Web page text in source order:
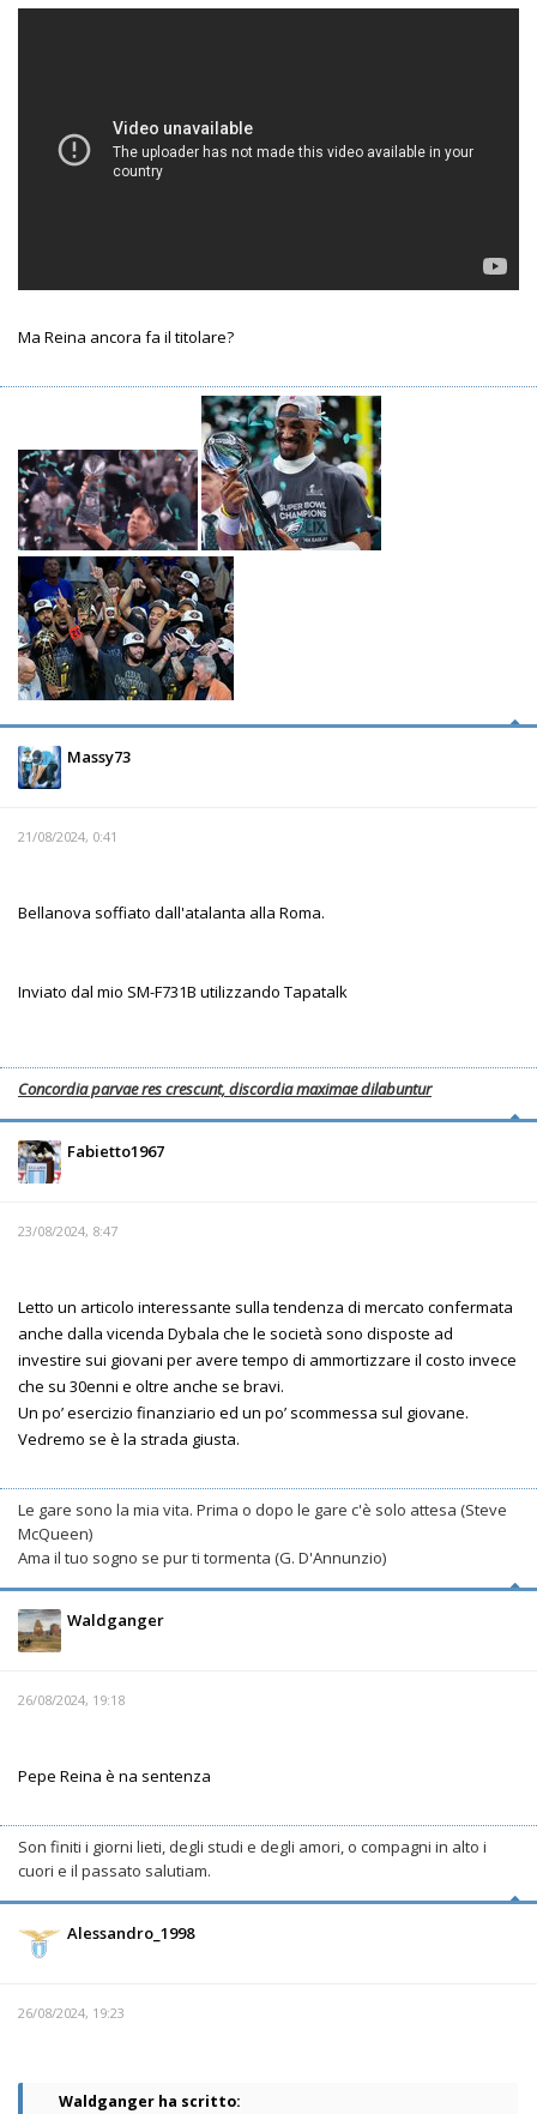
Ma Reina ancora fa il titolare?
Massy73
21/08/2024, 0:41
Bellanova soffiato dall'atalanta alla Roma.
Inviato dal mio SM-F731B utilizzando Tapatalk
Concordia parvae res crescunt, discordia maximae dilabuntur
Fabietto1967
23/08/2024, 8:47
Letto un articolo interessante sulla tendenza di mercato confermata
anche dalla vicenda Dybala che le società sono disposte ad
investire sui giovani per avere tempo di ammortizzare il costo invece
che su 30enni e oltre anche se bravi.
Un po’ esercizio finanziario ed un po’ scommessa sul giovane.
Vedremo se è la strada giusta.
Le gare sono la mia vita. Prima o dopo le gare c'è solo attesa (Steve
McQueen)
Ama il tuo sogno se pur ti tormenta (G. D'Annunzio)
Waldganger
26/08/2024, 19:18
Pepe Reina è na sentenza
Son finiti i giorni lieti, degli studi e degli amori, o compagni in alto i
cuori e il passato salutiam.
Alessandro_1998
26/08/2024, 19:23
Waldganger ha scritto: